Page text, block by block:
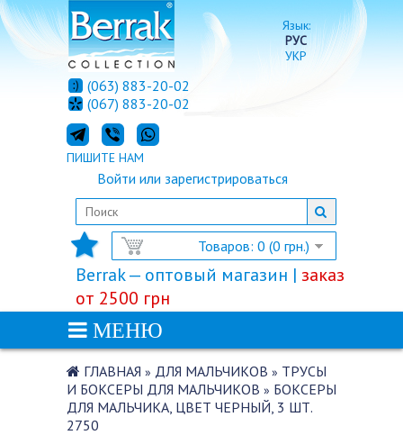
Язык:
РУС
УКР
Товаров: 0 (0 грн.)
Войти или зарегистрироваться
(063) 883-20-02
(067) 883-20-02
ПИШИТЕ НАМ
Berrak — оптовый магазин | заказ
от 2500 грн
МЕНЮ
ГЛАВНАЯ » ДЛЯ МАЛЬЧИКОВ » ТРУСЫ
И БОКСЕРЫ ДЛЯ МАЛЬЧИКОВ » БОКСЕРЫ
ДЛЯ МАЛЬЧИКА, ЦВЕТ ЧЕРНЫЙ, 3 ШТ.
2750